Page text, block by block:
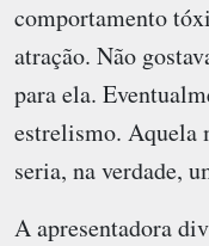
comportamento
atração. Não
para ela.
estrelismo. Aquela
seria, na verdade,
A apresentadora